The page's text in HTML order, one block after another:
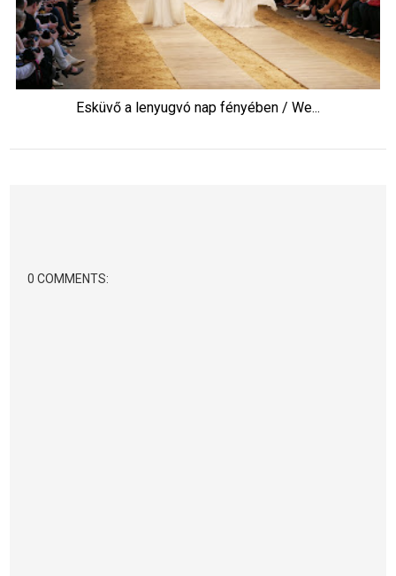
Esküvő a lenyugvó nap fényében / We...
0 COMMENTS: